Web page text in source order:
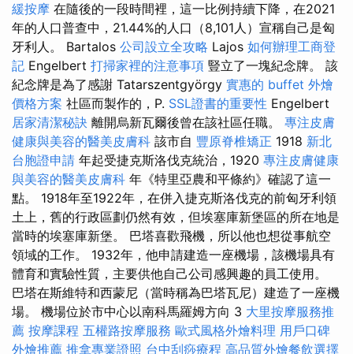
緩按摩 在隨後的一段時間裡，這一比例持續下降，在2021
年的人口普查中，21.44%的人口（8,101人）宣稱自己是匈
牙利人。 Bartalos 公司設立全攻略 Lajos 如何辦理工商登
記 Engelbert 打掃家裡的注意事項 豎立了一塊紀念牌。 該
紀念牌是為了感謝 Tatarszentgyörgy 實惠的 buffet 外燴
價格方案 社區而製作的，P. SSL證書的重要性 Engelbert
居家清潔秘訣 離開烏新瓦爾後曾在該社區任職。 專注皮膚
健康與美容的醫美皮膚科 該市自 豐原脊椎矯正 1918 新北
台胞證申請 年起受捷克斯洛伐克統治，1920 專注皮膚健康
與美容的醫美皮膚科 年《特里亞農和平條約》確認了這一
點。 1918年至1922年，在併入捷克斯洛伐克的前匈牙利領
土上，舊的行政區劃仍然有效，但埃塞庫新堡區的所在地是
當時的埃塞庫新堡。 巴塔喜歡飛機，所以他也想從事航空
領域的工作。 1932年，他申請建造一座機場，該機場具有
體育和實驗性質，主要供他自己公司感興趣的員工使用。
巴塔在斯維特和西蒙尼（當時稱為巴塔瓦尼）建造了一座機
場。 機場位於市中心以南科馬羅姆方向 3 大里按摩服務推
薦 按摩課程 五權路按摩服務 歐式風格外燴料理 用戶口碑
外燴推薦 推拿專業證照 台中刮痧療程 高品質外燴餐飲選擇